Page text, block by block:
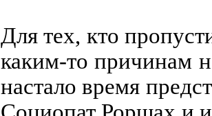
Для тех, кто
каким-то причинам
настало время